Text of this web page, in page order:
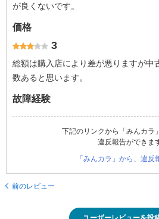
が良くないです。
価格
3
総額は購入店により差が悪りますが中
数あると思います。
故障経験
下記のリンクから「みんカラ
違反報告ができま
「みんカラ」から、違反
前のレビュー